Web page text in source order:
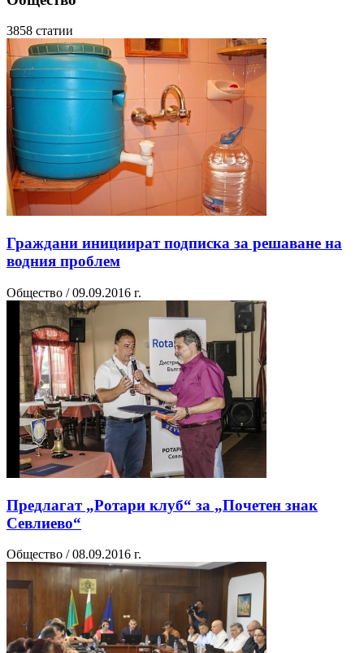
3858 статии
Граждани инициират подписка за решаване на
водния проблем
Общество / 09.09.2016 г.
Предлагат „Ротари клуб“ за „Почетен знак
Севлиево“
Общество / 08.09.2016 г.